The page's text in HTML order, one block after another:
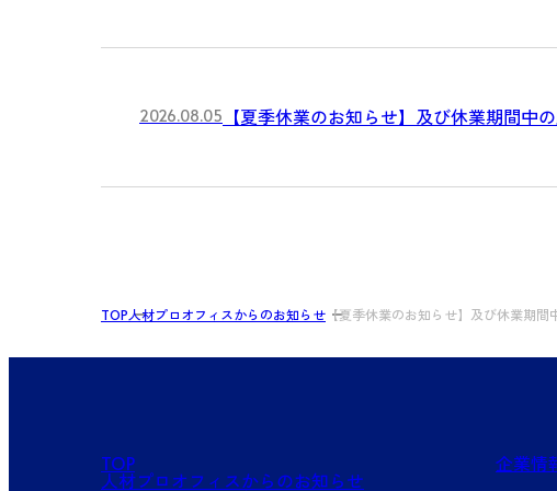
2026.08.05 【夏季休業のお知らせ】及び休業期間中
TOP人材プロオフィスからのお知らせ 【夏季休業のお知らせ】及び休業期間
TOP
人材プロオフィスからのお知らせ
企業情